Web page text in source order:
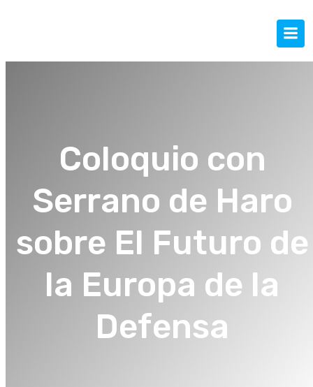
Coloquio con
Serrano de Haro
sobre El Futuro de
la Europa de la
Defensa